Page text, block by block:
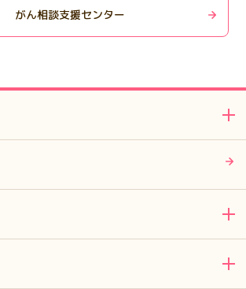
がん相談支援センター